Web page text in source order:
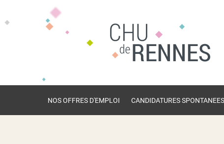
NOS OFFRES D'EMPLOI CANDIDATURES SPONTANEES